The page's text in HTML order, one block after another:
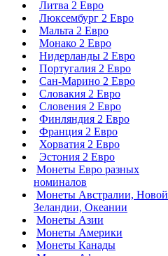
Литва 2 Евро
Люксембург 2 Евро
Мальта 2 Евро
Монако 2 Евро
Нидерланды 2 Евро
Португалия 2 Евро
Сан-Марино 2 Евро
Словакия 2 Евро
Словения 2 Евро
Финляндия 2 Евро
Франция 2 Евро
Хорватия 2 Евро
Эстония 2 Евро
Монеты Евро разных
номиналов
Монеты Австралии, Новой
Зеландии, Океании
Монеты Азии
Монеты Америки
Монеты Канады